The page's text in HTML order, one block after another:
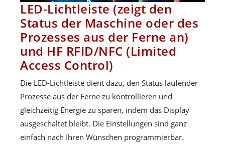
LED-Lichtleiste (zeigt den
Status der Maschine oder des
Prozesses aus der Ferne an)
und HF RFID/NFC (Limited
Access Control)
Die LED-Lichtleiste dient dazu, den Status laufender
Prozesse aus der Ferne zu kontrollieren und
gleichzeitig Energie zu sparen, indem das Display
ausgeschaltet bleibt. Die Einstellungen sind ganz
einfach nach Ihren Wünschen programmierbar.